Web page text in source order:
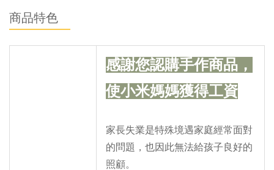
商品特色
感謝您認購手作商品，
使小米媽媽獲得工資
家長失業是特殊境遇家庭經常面對
的問題，也因此無法給孩子良好的
照顧。